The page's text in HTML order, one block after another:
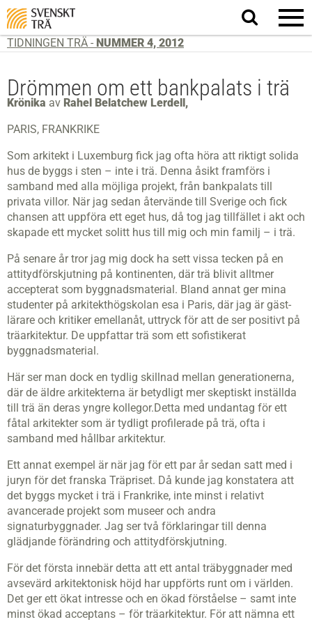
Sök
på
TIDNINGEN TRÄ - NUMMER 4, 2012
Drömmen om ett bankpalats i trä
Krönika av Rahel Belatchew Lerdell,
PARIS, FRANKRIKE
Som arkitekt i Luxemburg fick jag ofta höra att riktigt solida
hus de byggs i sten – inte i trä. Denna åsikt framförs i
samband med alla möjliga projekt, från bankpalats till
privata villor. När jag sedan återvände till Sverige och fick
chansen att uppföra ett eget hus, då tog jag tillfället i akt och
skapade ett mycket solitt hus till mig och min familj – i trä.
På senare år tror jag mig dock ha sett vissa tecken på en
attitydförskjutning på kontinenten, där trä blivit alltmer
accepterat som byggnadsmaterial. Bland annat ger mina
studenter på arkitekthögskolan esa i Paris, där jag är gäst-
lärare och kritiker emellanåt, uttryck för att de ser positivt på
träarkitektur. De uppfattar trä som ett sofistikerat
byggnadsmaterial.
Här ser man dock en tydlig skillnad mellan generationerna,
där de äldre arkitekterna är betydligt mer skeptiskt inställda
till trä än deras yngre kollegor.Detta med undantag för ett
fåtal arkitekter som är tydligt profilerade på trä, ofta i
samband med hållbar arkitektur.
Ett annat exempel är när jag för ett par år sedan satt med i
juryn för det franska Träpriset. Då kunde jag konstatera att
det byggs mycket i trä i Frankrike, inte minst i relativt
avancerade projekt som museer och andra
signaturbyggnader. Jag ser två förklaringar till denna
glädjande förändring och attitydförskjutning.
För det första innebär detta att ett antal träbyggnader med
avsevärd arkitektonisk höjd har uppförts runt om i världen.
Det ger ett ökat intresse och en ökad förståelse – samt inte
minst ökad acceptans – för träarkitektur. För att nämna ett